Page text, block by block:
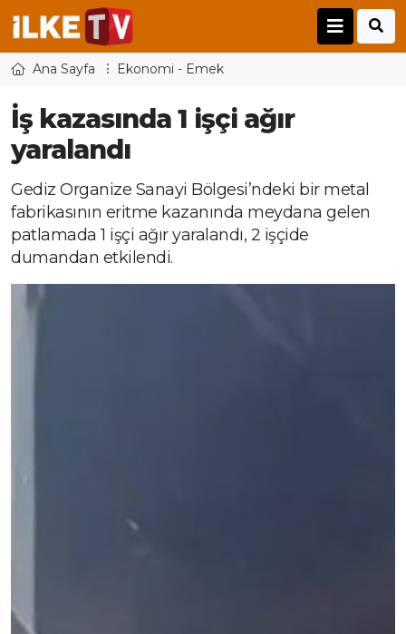
Ana Sayfa Ekonomi - Emek
İş kazasında 1 işçi ağır
yaralandı
Gediz Organize Sanayi Bölgesi’ndeki bir metal
fabrikasının eritme kazanında meydana gelen
patlamada 1 işçi ağır yaralandı, 2 işçide
dumandan etkilendi.